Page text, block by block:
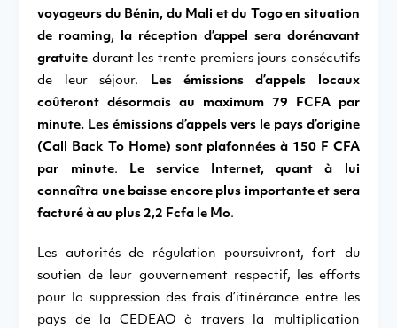
voyageurs du Bénin, du Mali et du Togo en situation
de roaming, la réception d’appel sera dorénavant
gratuite durant les trente premiers jours consécutifs
de leur séjour. Les émissions d’appels locaux
coûteront désormais au maximum 79 FCFA par
minute. Les émissions d’appels vers le pays d’origine
(Call Back To Home) sont plafonnées à 150 F CFA
par minute. Le service Internet, quant à lui
connaîtra une baisse encore plus importante et sera
facturé à au plus 2,2 Fcfa le Mo.
Les autorités de régulation poursuivront, fort du
soutien de leur gouvernement respectif, les efforts
pour la suppression des frais d’itinérance entre les
pays de la CEDEAO à travers la multiplication